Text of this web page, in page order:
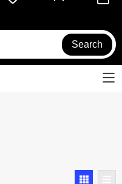
Search